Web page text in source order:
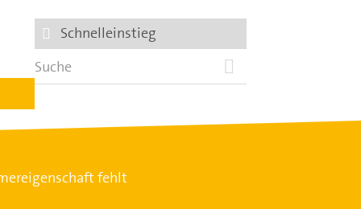
Schnelleinstieg
fehlt